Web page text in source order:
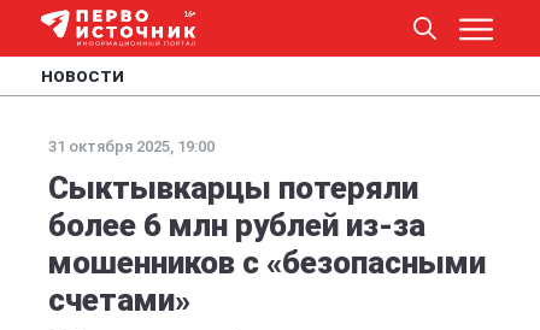
НОВОСТИ
31 октября 2025, 19:00
Сыктывкарцы потеряли
более 6 млн рублей из-за
мошенников с «безопасными
счетами»